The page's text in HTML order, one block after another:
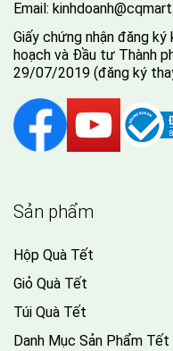
Email:
Giấy chứng nhận đăng
hoạch và Đầu tư Thành
29/07/2019 (đăng ký
Sản phẩm
Hộp Quà Tết
Giỏ Quà Tết
Túi Quà Tết
Danh Mục Sản Phẩm Tết